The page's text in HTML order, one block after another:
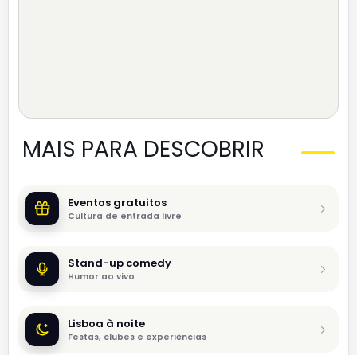
MAIS PARA DESCOBRIR
Eventos gratuitos
Cultura de entrada livre
Stand-up comedy
Humor ao vivo
Lisboa à noite
Festas, clubes e experiências